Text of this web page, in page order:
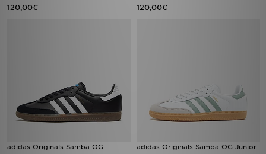
120,00€ 120,00€
adidas Originals Samba OG adidas Originals Samba OG Junior